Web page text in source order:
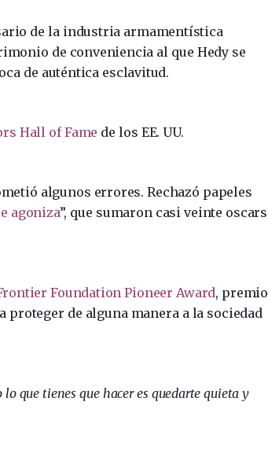
de la industria armamentística
de conveniencia al que Hedy se
de auténtica esclavitud.
Hall of Fame de los EE. UU.
algunos errores. Rechazó papeles
agoniza”, que sumaron casi veinte oscars
Foundation Pioneer Award, premio
proteger de alguna manera a la sociedad
que tienes que hacer es quedarte quieta y